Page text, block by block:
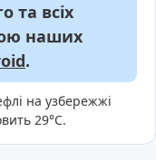
та всіх
наших
.
на узбережжі
29°C.